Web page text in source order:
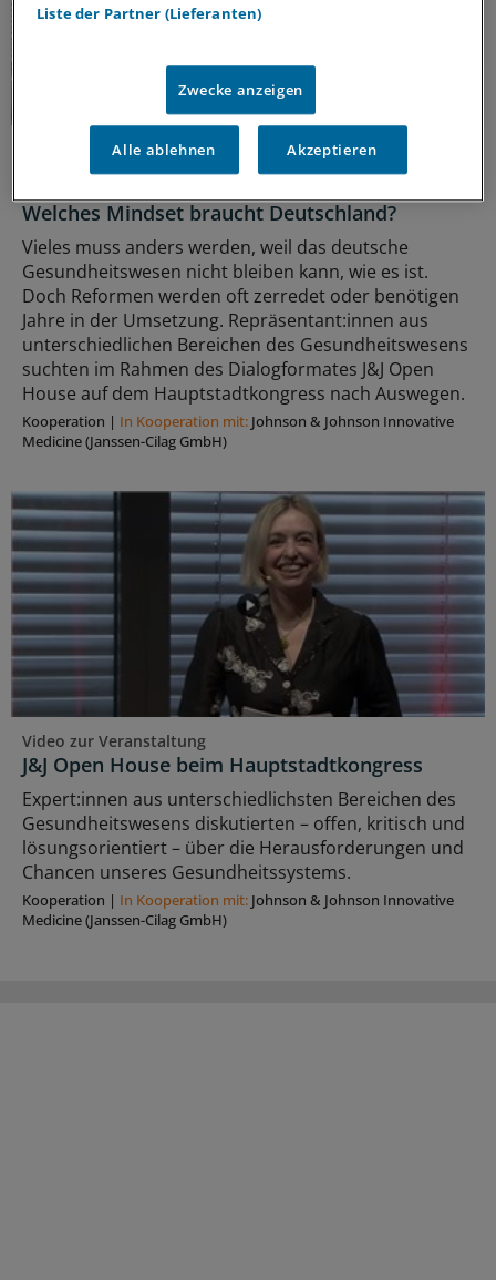
Johnson & Johnson Open House-Veranstaltung am 26. Juni
Welches Mindset braucht Deutschland?
Vieles muss anders werden, weil das deutsche
Gesundheitswesen nicht bleiben kann, wie es ist.
Doch Reformen werden oft zerredet oder benötigen
Jahre in der Umsetzung. Repräsentant:innen aus
unterschiedlichen Bereichen des Gesundheitswesens
suchten im Rahmen des Dialogformates J&J Open
House auf dem Hauptstadtkongress nach Auswegen.
Kooperation | In Kooperation mit: Johnson & Johnson Innovative
Medicine (Janssen-Cilag GmbH)
Video zur Veranstaltung
J&J Open House beim Hauptstadtkongress
Expert:innen aus unterschiedlichsten Bereichen des
Gesundheitswesens diskutierten – offen, kritisch und
lösungsorientiert – über die Herausforderungen und
Chancen unseres Gesundheitssystems.
Kooperation | In Kooperation mit: Johnson & Johnson Innovative
Medicine (Janssen-Cilag GmbH)
Liste der Partner (Lieferanten)
Zwecke anzeigen
Alle ablehnen Akzeptieren